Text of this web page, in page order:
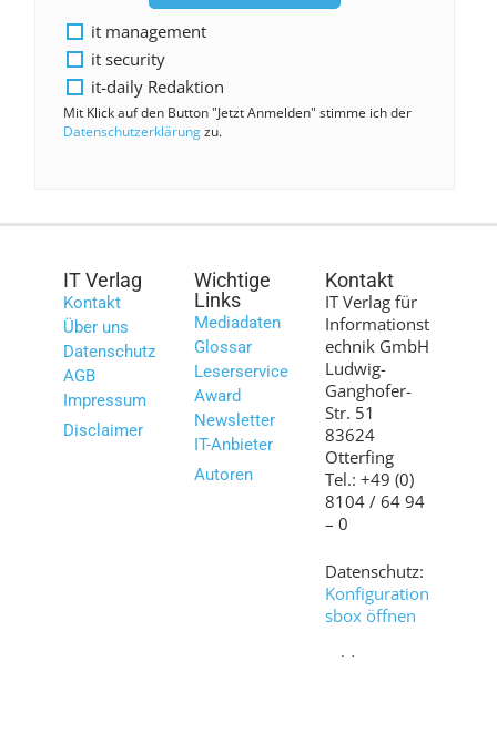
it management
it security
it-daily Redaktion
Mit Klick auf den Button "Jetzt Anmelden" stimme ich der
Datenschutzerklärungzu.
IT Verlag
Kontakt
Über uns
Datenschutz
AGB
Impressum
Disclaimer
Wichtige
Links
Mediadaten
Glossar
Leserservice
Award
Newsletter
IT-Anbieter
Autoren
Kontakt
IT Verlag für
Informationst
echnik GmbH
Ludwig-
Ganghofer-
Str. 51
83624
Otterfing
Tel.: +49 (0)
8104 / 64 94
– 0
Datenschutz:
Konfiguration
sbox öffnen
Bilder: